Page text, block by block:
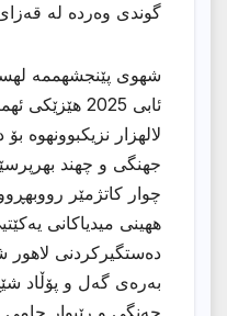
گوندی وەردە لە
ئابی 2025
لالهزار نزیكبوونهوه
جهنگی و چهند
چوار كاتژمێر
ههینی میدیاکانی
دەستگیرکردنی
بەرەی گەل و پۆڵاد